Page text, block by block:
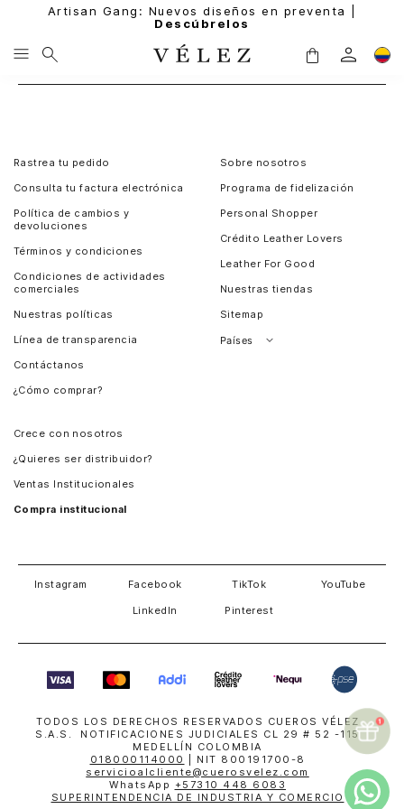
Artisan Gang: Nuevos diseños en preventa |
Descúbrelos
Rastrea tu pedido
Consulta tu factura electrónica
Política de cambios y
devoluciones
Términos y condiciones
Condiciones de actividades
comerciales
Nuestras políticas
Línea de transparencia
Contáctanos
¿Cómo comprar?
Sobre nosotros
Programa de fidelización
Personal Shopper
Crédito Leather Lovers
Leather For Good
Nuestras tiendas
Sitemap
Países
Crece con nosotros
¿Quieres ser distribuidor?
Ventas Institucionales
Compra institucional
Instagram Facebook TikTok YouTube
LinkedIn Pinterest
TODOS LOS DERECHOS RESERVADOS CUEROS VÉLEZ
S.A.S. NOTIFICACIONES JUDICIALES CL 29 # 52 -115
MEDELLÍN COLOMBIA
018000114000
| NIT 800191700-8
servicioalcliente@cuerosvelez.com
WhatsApp +57310 448 6083
SUPERINTENDENCIA DE INDUSTRIA Y COMERCIO